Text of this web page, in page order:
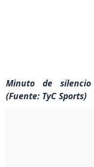
Minuto de
(Fuente: TyC Sports)